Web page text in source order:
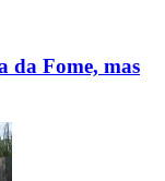
da Fome, mas